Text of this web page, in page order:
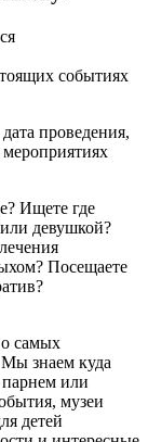
событиях
проведения,
Ищете где
девушкой?
Посещаете
самых
знаем куда
или
музеи
детей